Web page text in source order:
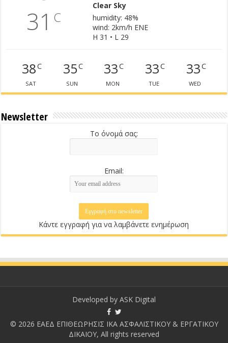
31 C
Clear Sky
humidity: 48%
wind: 2km/h ENE
H 31 • L 29
38C
SAT
35C
SUN
33C
MON
33C
TUE
33C
WED
Newsletter
Το όνομά σας:
Email:
Κάντε εγγραφή για να λαμβάνετε ενημέρωση
Developed by ASK Digital
© 2026 ΕΑΕΔ ΕΠΙΘΕΩΡΗΣΙΣ ΙΚΑ ΑΣΦΑΛΙΣΤΙΚΟΥ & ΕΡΓΑΤΙΚΟΥ
ΔΙΚΑΙΟΥ, All rights reserved